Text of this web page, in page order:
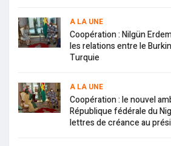
A LA UNE
Coopération : Nilgün
les relations entre le
Turquie
A LA UNE
Coopération : le nouvel
République fédérale du
lettres de créance au